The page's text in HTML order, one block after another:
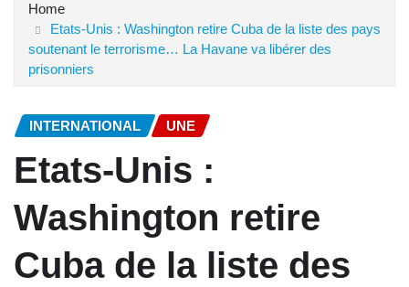
Home
Etats-Unis : Washington retire Cuba de la liste des pays
soutenant le terrorisme… La Havane va libérer des
prisonniers
INTERNATIONAL UNE
Etats-Unis :
Washington retire
Cuba de la liste des